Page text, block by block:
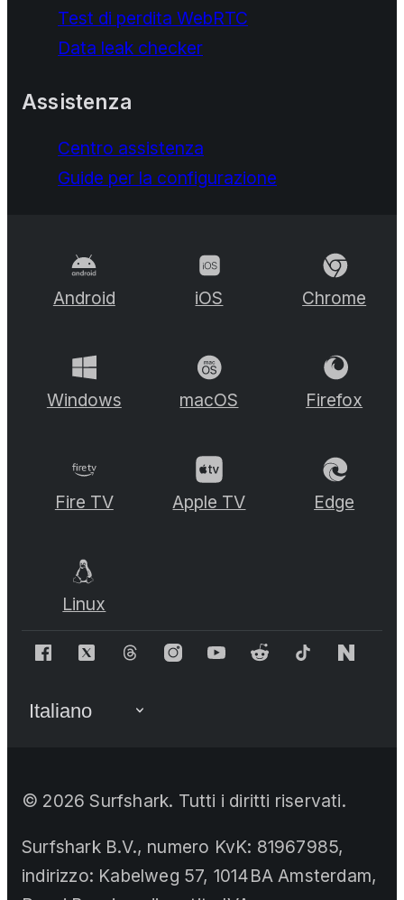
Test di perdita WebRTC
Data leak checker
Assistenza
Centro assistenza
Guide per la configurazione
Android iOS Chrome
Windows macOS Firefox
Fire TV Apple TV Edge
Linux
© 2026 Surfshark. Tutti i diritti riservati.
Surfshark B.V., numero KvK: 81967985,
indirizzo: Kabelweg 57, 1014BA Amsterdam,